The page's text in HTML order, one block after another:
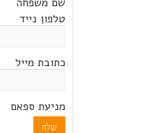
טלפון נייד
כתובת מייל
מניעת ספאם
שלח